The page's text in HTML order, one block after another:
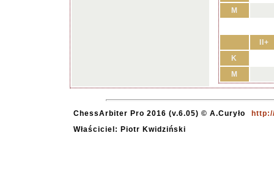
M
II+
K
M
ChessArbiter Pro 2016 (v.6.05) © A.Curyło
Właściciel: Piotr Kwidziński